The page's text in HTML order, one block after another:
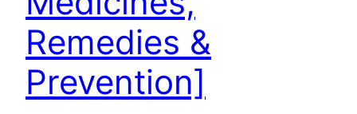
Remedies &
Prevention]